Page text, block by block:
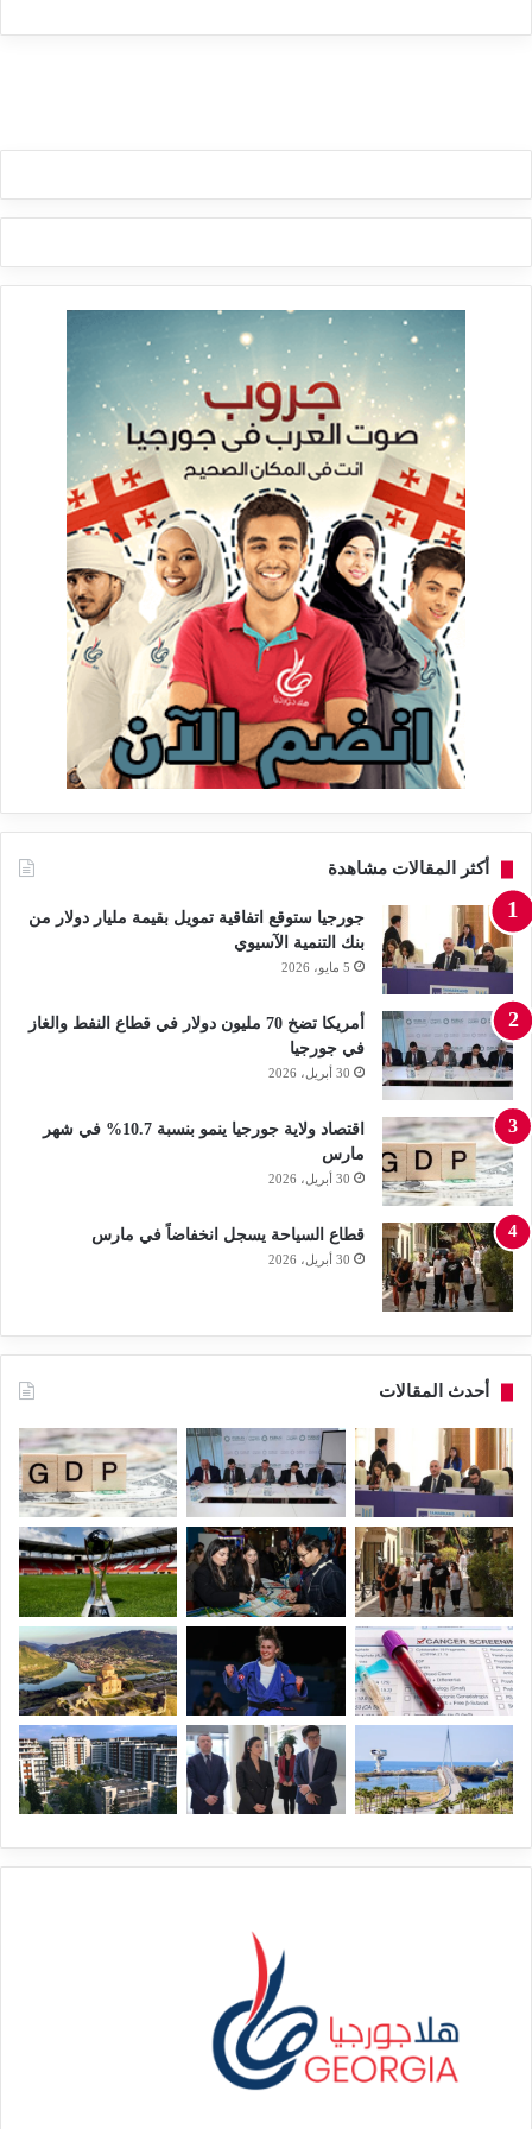
أكثر المقالات مشاهدة
جورجيا ستوقع اتفاقية تمويل بقيمة مليار دولار من
بنك التنمية الآسيوي
5 مايو، 2026
أمريكا تضخ 70 مليون دولار في قطاع النفط والغاز
في جورجيا
30 أبريل، 2026
اقتصاد ولاية جورجيا ينمو بنسبة 10.7% في شهر
مارس
30 أبريل، 2026
قطاع السياحة يسجل انخفاضاً في مارس
30 أبريل، 2026
أحدث المقالات